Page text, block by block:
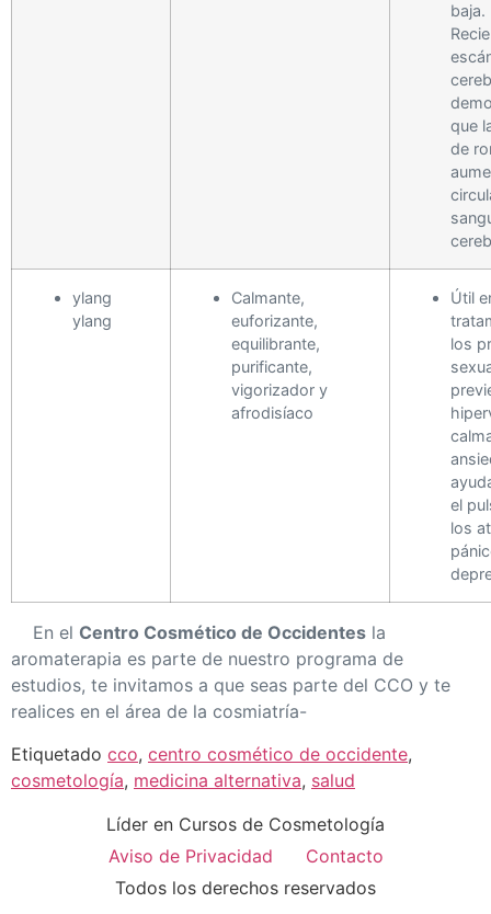
baja.
que
de
ylang
ylang
Calmante,
euforizante,
equilibrante,
purificante,
vigorizador y
afrodisíaco
Útil
los
el
los
En el Centro Cosmético de Occidentes la
aromaterapia es parte de nuestro programa de
estudios, te invitamos a que seas parte del CCO y te
realices en el área de la cosmiatría-
Etiquetado cco, centro cosmético de occidente,
cosmetología, medicina alternativa, salud
Líder en Cursos de Cosmetología
Aviso de Privacidad
Contacto
Todos los derechos reservados